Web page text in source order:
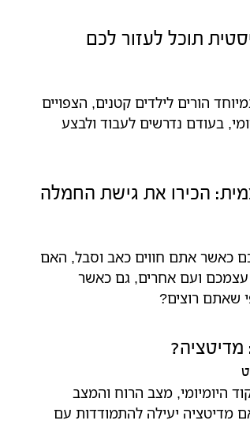
תוכל לעזור לכם
הורים לילדים קטנים, הצפויים
בעודם נדרשים לעבוד ולבצע
הכירו את גישת החמלה
כאשר אתם חווים כאב וסבל, האם
עצמכם ועם אחרים, גם כאשר
שאתם רוצים?
היומיומי, מצב הרוח והמצב
מדיטציה יעילה להתמודדות עם